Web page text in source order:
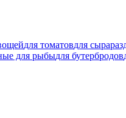
для томатовдля сыра
для рыбыдля бутербродов